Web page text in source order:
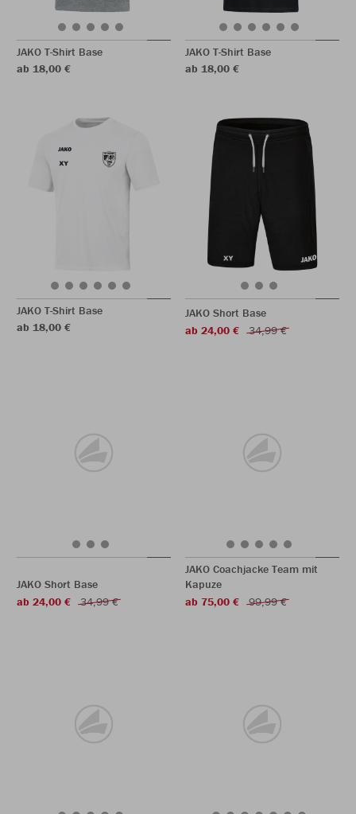
JAKO T-Shirt Base
ab 18,00 €
JAKO T-Shirt Base
ab 18,00 €
JAKO T-Shirt Base
ab 18,00 €
JAKO Short Base
ab 24,00 €
34,99 €
JAKO Short Base
ab 24,00 €
34,99 €
JAKO Coachjacke Team mit
Kapuze
ab 75,00 €
99,99 €